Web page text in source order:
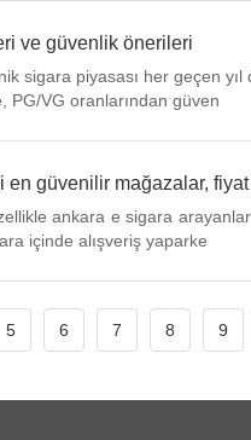
ve güvenlik önerileri
sigara piyasası her geçen
PG/VG oranlarından güven
güvenilir mağazalar,
ankara e sigara
içinde alışveriş yaparke
5 6 7 8 9